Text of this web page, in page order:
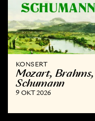
KONSERT
Mozart, Brahms,
Schumann
9 OKT 2026